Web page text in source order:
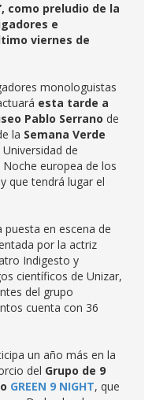
como preludio de la
e
viernes de
monologuistas
esta tarde a
Pablo Serrano de
la Semana Verde
de
europea de los
que tendrá lugar el
en escena de
por la actriz
Indigesto y
científicos de Unizar,
del grupo
cuenta con 36
un año más en la
del Grupo de 9
GREEN 9 NIGHT, que